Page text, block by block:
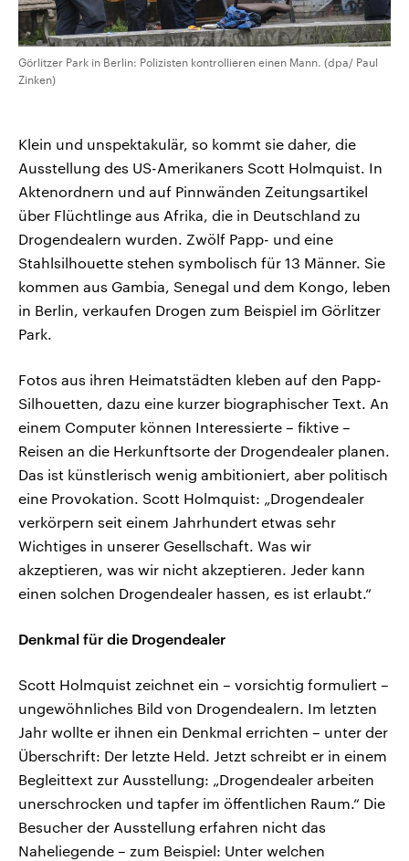
Görlitzer Park in Berlin: Polizisten kontrollieren einen Mann. (dpa/ Paul
Zinken)
Klein und unspektakulär, so kommt sie daher, die
Ausstellung des US-Amerikaners Scott Holmquist. In
Aktenordnern und auf Pinnwänden Zeitungsartikel
über Flüchtlinge aus Afrika, die in Deutschland zu
Drogendealern wurden. Zwölf Papp- und eine
Stahlsilhouette stehen symbolisch für 13 Männer. Sie
kommen aus Gambia, Senegal und dem Kongo, leben
in Berlin, verkaufen Drogen zum Beispiel im Görlitzer
Park.
Fotos aus ihren Heimatstädten kleben auf den Papp-
Silhouetten, dazu eine kurzer biographischer Text. An
einem Computer können Interessierte – fiktive –
Reisen an die Herkunftsorte der Drogendealer planen.
Das ist künstlerisch wenig ambitioniert, aber politisch
eine Provokation. Scott Holmquist: „Drogendealer
verkörpern seit einem Jahrhundert etwas sehr
Wichtiges in unserer Gesellschaft. Was wir
akzeptieren, was wir nicht akzeptieren. Jeder kann
einen solchen Drogendealer hassen, es ist erlaubt.“
Denkmal für die Drogendealer
Scott Holmquist zeichnet ein – vorsichtig formuliert –
ungewöhnliches Bild von Drogendealern. Im letzten
Jahr wollte er ihnen ein Denkmal errichten – unter der
Überschrift: Der letzte Held. Jetzt schreibt er in einem
Begleittext zur Ausstellung: „Drogendealer arbeiten
unerschrocken und tapfer im öffentlichen Raum.“ Die
Besucher der Ausstellung erfahren nicht das
Naheliegende – zum Beispiel: Unter welchen